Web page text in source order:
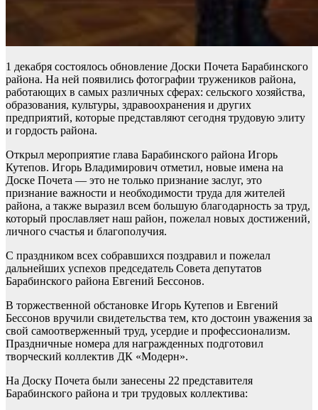
1 декабря состоялось обновление Доски Почета Барабинского
района. На ней появились фотографии тружеников района,
работающих в самых различных сферах: сельского хозяйства,
образования, культуры, здравоохранения и других
предприятий, которые представляют сегодня трудовую элиту
и гордость района.
Открыл мероприятие глава Барабинского района Игорь
Кутепов. Игорь Владимирович отметил, новые имена на
Доске Почета — это не только признание заслуг, это
признание важности и необходимости труда для жителей
района, а также выразил всем большую благодарность за труд,
который прославляет наш район, пожелал новых достижений,
личного счастья и благополучия.
С праздником всех собравшихся поздравил и пожелал
дальнейших успехов председатель Совета депутатов
Барабинского района Евгений Бессонов.
В торжественной обстановке Игорь Кутепов и Евгений
Бессонов вручили свидетельства тем, кто достоин уважения за
свой самоотверженный труд, усердие и профессионализм.
Праздничные номера для награжденных подготовил
творческий коллектив ДК «Модерн».
На Доску Почета были занесены 22 представителя
Барабинского района и три трудовых коллектива: